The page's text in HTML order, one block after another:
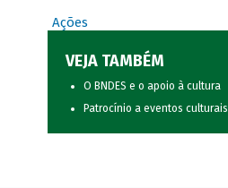
Ações
VEJA TAMBÉM
O BNDES e o apoio à cultura
Patrocínio a eventos culturais